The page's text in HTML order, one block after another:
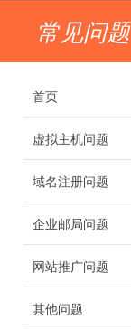
常见问题
首页
虚拟主机问题
域名注册问题
企业邮局问题
网站推广问题
其他问题